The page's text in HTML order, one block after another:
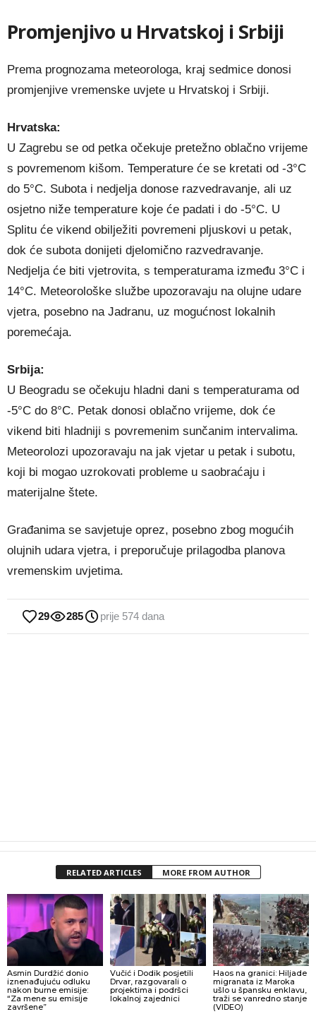
Promjenjivo u Hrvatskoj i Srbiji
Prema prognozama meteorologa, kraj sedmice donosi
promjenjive vremenske uvjete u Hrvatskoj i Srbiji.
Hrvatska:
U Zagrebu se od petka očekuje pretežno oblačno vrijeme
s povremenom kišom. Temperature će se kretati od -3°C
do 5°C. Subota i nedjelja donose razvedravanje, ali uz
osjetno niže temperature koje će padati i do -5°C. U
Splitu će vikend obilježiti povremeni pljuskovi u petak,
dok će subota donijeti djelomično razvedravanje.
Nedjelja će biti vjetrovita, s temperaturama između 3°C i
14°C. Meteorološke službe upozoravaju na olujne udare
vjetra, posebno na Jadranu, uz mogućnost lokalnih
poremećaja.
Srbija:
U Beogradu se očekuju hladni dani s temperaturama od
-5°C do 8°C. Petak donosi oblačno vrijeme, dok će
vikend biti hladniji s povremenim sunčanim intervalima.
Meteorolozi upozoravaju na jak vjetar u petak i subotu,
koji bi mogao uzrokovati probleme u saobraćaju i
materijalne štete.
Građanima se savjetuje oprez, posebno zbog mogućih
olujnih udara vjetra, i preporučuje prilagodba planova
vremenskim uvjetima.
29 285 prije 574 dana
RELATED ARTICLES MORE FROM AUTHOR
Asmin Durdžić donio
iznenađujuću odluku
nakon burne emisije:
“Za mene su emisije
završene”
Vučić i Dodik posjetili
Drvar, razgovarali o
projektima i podršci
lokalnoj zajednici
Haos na granici: Hiljade
migranata iz Maroka
ušlo u špansku enklavu,
traži se vanredno stanje
(VIDEO)